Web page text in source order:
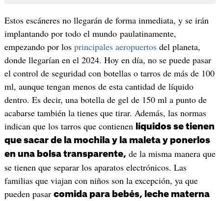
Estos escáneres no llegarán de forma inmediata, y se irán
implantando por todo el mundo paulatinamente,
empezando por los principales aeropuertosdel planeta,
donde llegarían en el 2024. Hoy en día, no se puede pasar
el control de seguridad con botellas o tarros de más de 100
ml, aunque tengan menos de esta cantidad de líquido
dentro. Es decir, una botella de gel de 150 ml a punto de
acabarse también la tienes que tirar. Además, las normas
indican que los tarros que contienen
líquidos se tienen
que sacar de la mochila y la maleta y ponerlos
en una bolsa transparente, de la misma manera que
se tienen que separar los aparatos electrónicos. Las
familias que viajan con niños son la excepción, ya que
pueden pasar comida para bebés, leche materna